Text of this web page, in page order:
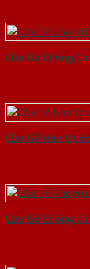
Cửa Gỗ Chống
Cửa Gỗ Hàn
Cửa Gỗ Chống